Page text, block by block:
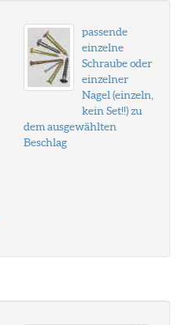
passende
einzelne
Schraube oder
einzelner
Nagel (einzeln,
kein Set!!) zu
dem ausgewählten
Beschlag